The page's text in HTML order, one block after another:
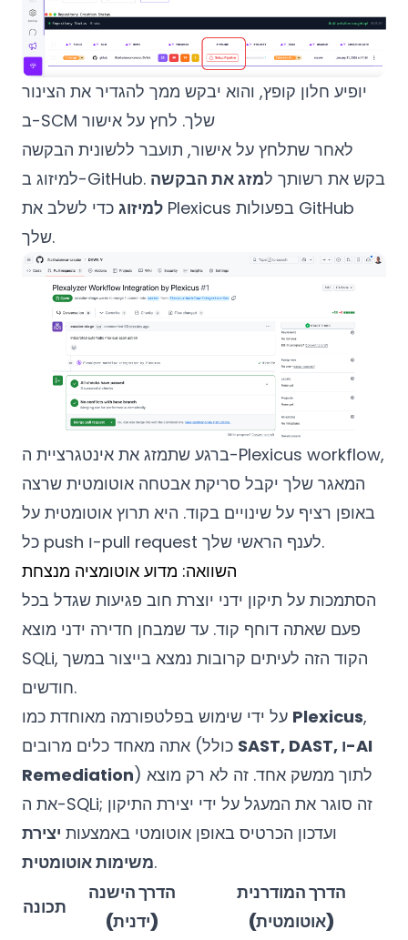
יופיע חלון קופץ, והוא יבקש ממך להגדיר את הצינור
ב-SCM שלך. לחץ על אישור
לאחר שתלחץ על אישור, תועבר ללשונית הבקשה
למיזוג ב-GitHub. בקש את רשותך למזג את הבקשה
למיזוג כדי לשלב את Plexicus בפעולות GitHub
שלך.
ברגע שתמזג את אינטגרציית ה-Plexicus workflow,
המאגר שלך יקבל סריקת אבטחה אוטומטית שרצה
באופן רציף על שינויים בקוד. היא תרוץ אוטומטית על
כל push ו-pull request לענף הראשי שלך.
השוואה: מדוע אוטומציה מנצחת
הסתמכות על תיקון ידני יוצרת חוב פגיעות שגדל בכל
פעם שאתה דוחף קוד. עד שמבחן חדירה ידני מוצא
SQLi, הקוד הזה לעיתים קרובות נמצא בייצור במשך
חודשים.
Plexicus,
SAST, DAST, ו-AI
Remediation) לתוך ממשק אחד. זה לא רק מוצא
את ה-SQLi; זה סוגר את המעגל על ידי יצירת התיקון
ועדכון הכרטיס באופן אוטומטי באמצעות יצירת
משימות אוטומטית.
תכונה
הדרך הישנה
(ידנית)
הדרך המודרנית
(אוטומטית)